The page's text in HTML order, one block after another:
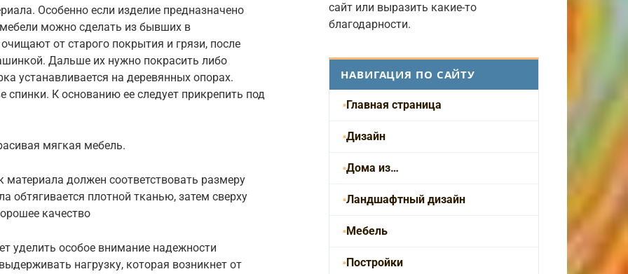
Особенно если изделие предназначено
можно сделать из бывших в
от старого покрытия и грязи, после
Дальше их нужно покрасить либо
устанавливается на деревянных опорах.
спинки. К основанию ее следует прикрепить под
мягкая мебель.
материала должен соответствовать размеру
обтягивается плотной тканью, затем сверху
качество
уделить особое внимание надежности
нагрузку, которая возникнет от
сайт или выразить какие-то
благодарности.
НАВИГАЦИЯ ПО САЙТУ
Главная страница
Дизайн
Дома из…
Ландшафтный дизайн
Мебель
Постройки